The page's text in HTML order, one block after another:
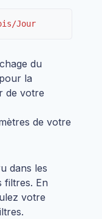
Jour
du
la
de votre
de votre
dans les
filtres. En
votre